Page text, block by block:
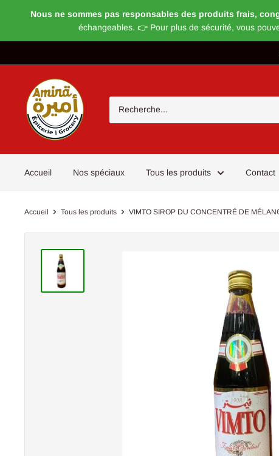
Nous ne sommes pas responsables des produits frais,
échangeables. 👉 Pour plus de sécurité, vous
au
Magasin
Amira
Accueil Nos spéciaux Tous les produits Contact
Accueil Tous les produits VIMTO SIROP DU CONCENTRÉ DE